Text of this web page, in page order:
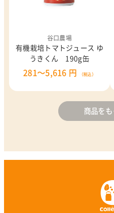
谷口農場
有機栽培トマトジュース ゆ
うきくん 190g缶
281～5,616 円 （税込）
商品を